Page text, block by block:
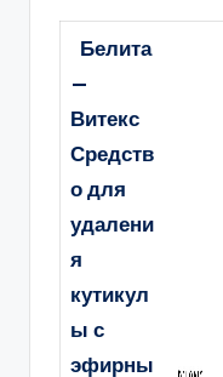
Белита
—
Витекс
Средств
о для
удалени
я
кутикул
ы с
эфирны